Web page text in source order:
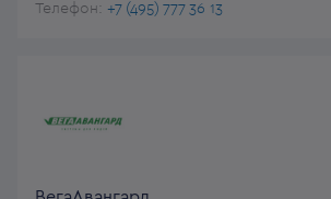
Телефон: +7 (495) 777 36 13